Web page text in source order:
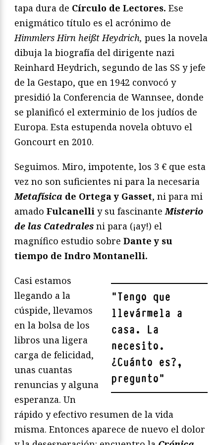
tapa dura de Círculo de Lectores. Ese
enigmático título es el acrónimo de
Himmlers Hirn heißt Heydrich, pues la novela
dibuja la biografía del dirigente nazi
Reinhard Heydrich, segundo de las SS y jefe
de la Gestapo, que en 1942 convocó y
presidió la Conferencia de Wannsee, donde
se planificó el exterminio de los judíos de
Europa. Esta estupenda novela obtuvo el
Goncourt en 2010.
Seguimos. Miro, impotente, los 3 € que esta
vez no son suficientes ni para la necesaria
Metafísica de Ortega y Gasset, ni para mi
amado Fulcanelli y su fascinanteMisterio
de las Catedrales ni para (¡ay!) el
magnífico estudio sobre Dante y su
tiempo de Indro Montanelli.
"Tengo que
llevármela a
casa. La
necesito.
¿Cuánto es?,
pregunto"
Casi estamos
llegando a la
cúspide, llevamos
en la bolsa de los
libros una ligera
carga de felicidad,
unas cuantas
renuncias y alguna
esperanza. Un
rápido y efectivo resumen de la vida
misma. Entonces aparece de nuevo el dolor